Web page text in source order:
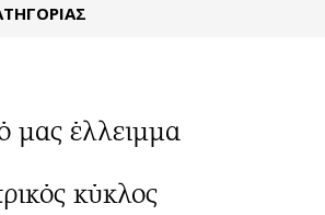
μας έλλειμμα
κύκλος